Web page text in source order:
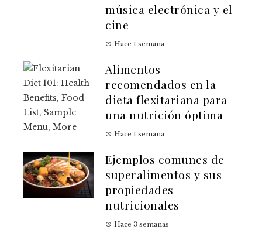
música electrónica y el
cine
Hace 1 semana
Alimentos
recomendados en la
dieta flexitariana para
una nutrición óptima
Hace 1 semana
Ejemplos comunes de
superalimentos y sus
propiedades
nutricionales
Hace 3 semanas